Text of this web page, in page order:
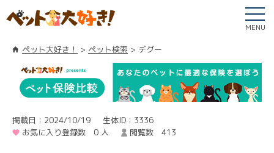
MENU
ペット大好き！ ペット検索 デグー
掲載日：2024/10/19
生体ID：3336
お気に入り登録数 0 人
閲覧数 413